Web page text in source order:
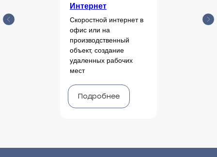
Интернет
Скоростной интернет в
офис или на
производственный
объект, создание
удаленных рабочих
мест
Подробнее